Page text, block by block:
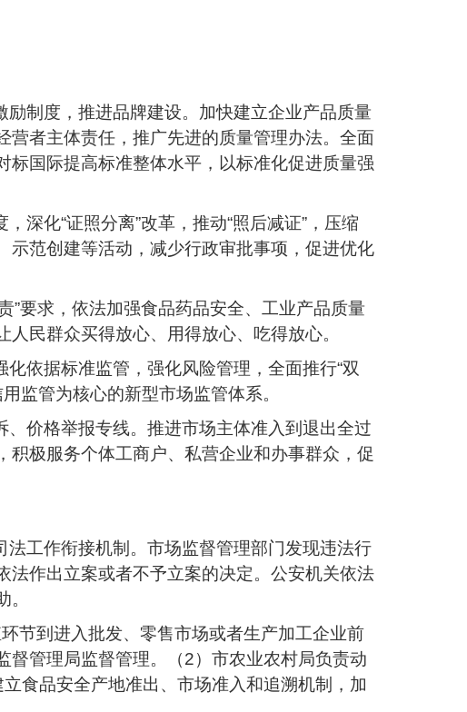
制度，推进品牌建设。加快建立企业产品质量
者主体责任，推广先进的质量管理办法。全面
国际提高标准整体水平，以标准化促进质量强
深化“证照分离”改革，推动“照后减证”，压缩
范创建等活动，减少行政审批事项，促进优化
”要求，依法加强食品药品安全、工业产品质量
民群众买得放心、用得放心、吃得放心。
依据标准监管，强化风险管理，全面推行“双
监管为核心的新型市场监管体系。
价格举报专线。推进市场主体准入到退出全过
极服务个体工商户、私营企业和办事群众，促
工作衔接机制。市场监督管理部门发现违法行
法作出立案或者不予立案的决定。公安机关依法
节到进入批发、零售市场或者生产加工企业前
督管理局监督管理。（2）市农业农村局负责动
食品安全产地准出、市场准入和追溯机制，加